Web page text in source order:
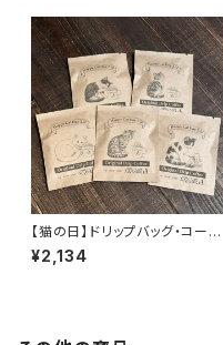
【猫の日】ドリップバッグ・コーヒ
ーバッグ 10個セット 【クリックポ
スト配送】
¥2,134